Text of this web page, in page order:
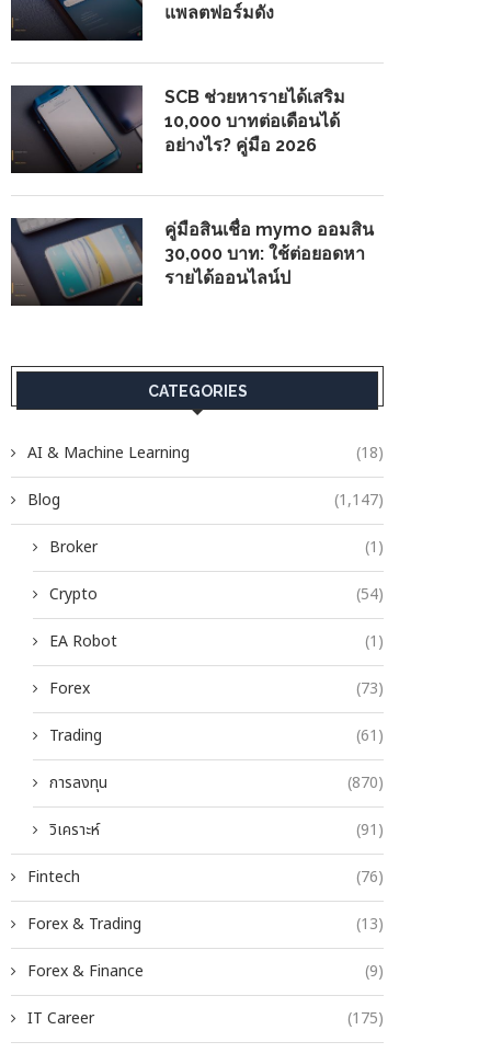
แพลตฟอร์มดัง
SCB ช่วยหารายได้เสริม
10,000 บาทต่อเดือนได้
อย่างไร? คู่มือ 2026
คู่มือสินเชื่อ mymo ออมสิน
30,000 บาท: ใช้ต่อยอดหา
รายได้ออนไลน์ป
CATEGORIES
AI & Machine Learning (18)
Blog (1,147)
Broker (1)
Crypto (54)
EA Robot (1)
Forex (73)
Trading (61)
การลงทุน (870)
วิเคราะห์ (91)
Fintech (76)
Forex & Trading (13)
Forex & Finance (9)
IT Career (175)